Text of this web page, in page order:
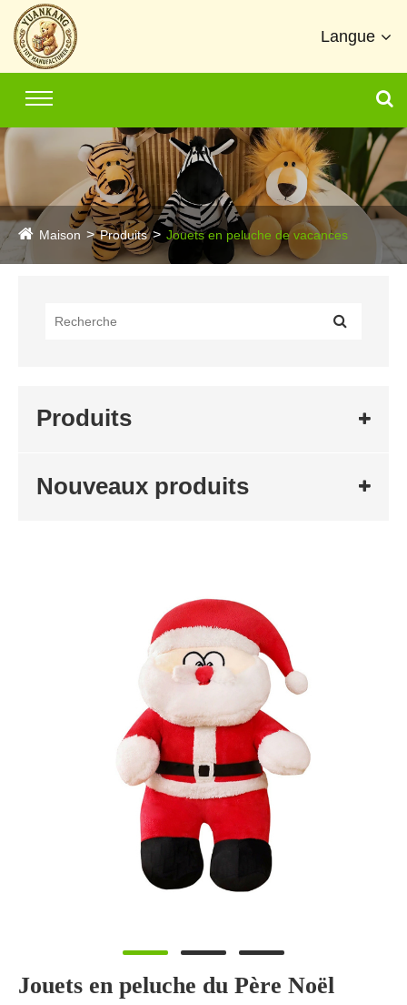
Langue
Maison Produits Jouets en peluche de vacances
Produits
Nouveaux produits
Jouets en peluche du Père Noël